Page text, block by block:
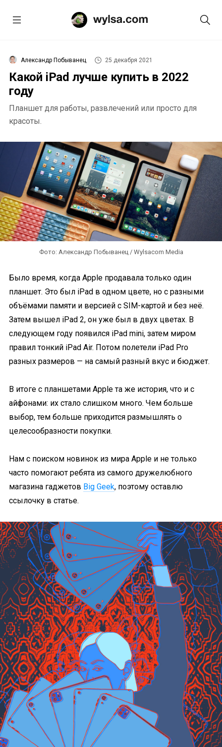
Александр Побыванец 25 декабря 2021
Какой iPad лучше купить в 2022
году
Планшет для работы, развлечений или просто для
красоты.
Фото: Александр Побыванец / Wylsacom Media
Было время, когда Apple продавала только один
планшет. Это был iPad в одном цвете, но с разными
объёмами памяти и версией с SIM-картой и без неё.
Затем вышел iPad 2, он уже был в двух цветах. В
следующем году появился iPad mini, затем миром
правил тонкий iPad Air. Потом полетели iPad Pro
разных размеров — на самый разный вкус и бюджет.
В итоге с планшетами Apple та же история, что и с
айфонами: их стало слишком много. Чем больше
выбор, тем больше приходится размышлять о
целесообразности покупки.
Нам с поиском новинок из мира Apple и не только
часто помогают ребята из самого дружелюбного
магазина гаджетов Big Geek, поэтому оставлю
ссылочку в статье.